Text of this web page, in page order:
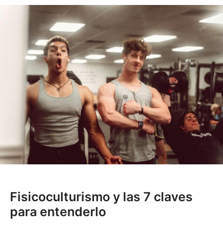
Fisicoculturismo y las 7 claves
para entenderlo